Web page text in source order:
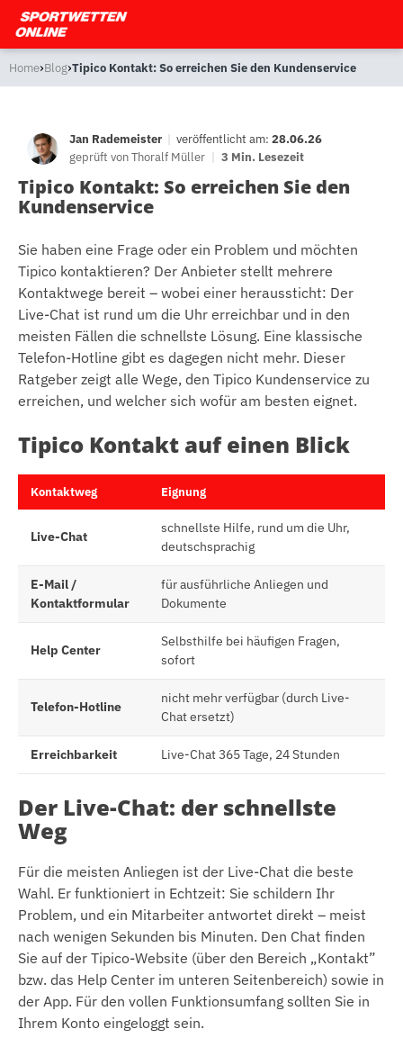
Home›Blog›Tipico Kontakt: So erreichen Sie den Kundenservice
Jan Rademeister | veröffentlicht am: 28.06.26
geprüft vonThoralf Müller | 3 Min. Lesezeit
Tipico Kontakt: So erreichen Sie den
Kundenservice
Sie haben eine Frage oder ein Problem und möchten
Tipico kontaktieren? Der Anbieter stellt mehrere
Kontaktwege bereit – wobei einer heraussticht: Der
Live-Chat ist rund um die Uhr erreichbar und in den
meisten Fällen die schnellste Lösung. Eine klassische
Telefon-Hotline gibt es dagegen nicht mehr. Dieser
Ratgeber zeigt alle Wege, den Tipico Kundenservice zu
erreichen, und welcher sich wofür am besten eignet.
Tipico Kontakt auf einen Blick
Kontaktweg Eignung
Live-Chat
schnellste Hilfe, rund um die Uhr,
deutschsprachig
E-Mail /
Kontaktformular
für ausführliche Anliegen und
Dokumente
Help Center
Selbsthilfe bei häufigen Fragen,
sofort
Telefon-Hotline
nicht mehr verfügbar (durch Live-
Chat ersetzt)
Erreichbarkeit Live-Chat 365 Tage, 24 Stunden
Der Live-Chat: der schnellste
Weg
Für die meisten Anliegen ist der Live-Chat die beste
Wahl. Er funktioniert in Echtzeit: Sie schildern Ihr
Problem, und ein Mitarbeiter antwortet direkt – meist
nach wenigen Sekunden bis Minuten. Den Chat finden
Sie auf der Tipico-Website (über den Bereich „Kontakt”
bzw. das Help Center im unteren Seitenbereich) sowie in
der App. Für den vollen Funktionsumfang sollten Sie in
Ihrem Konto eingeloggt sein.